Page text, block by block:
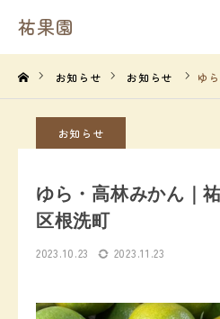
祐果園
お知らせ お知らせ ゆら
お知らせ
ゆら・高林みかん｜
区根洗町
2023.10.23 2023.11.23
祐果園
instagram
HOME
祐果園の果物
農園の１年間
よくあるご質問